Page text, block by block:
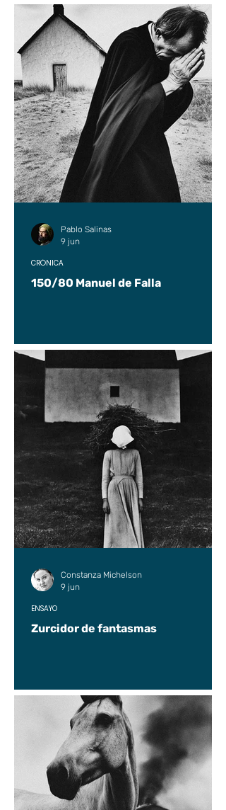
150/80 Manuel de Falla
CRÓNICA
Pablo Salinas
9 jun
Zurcidor de fantasmas
ENSAYO
Constanza Michelson
9 jun